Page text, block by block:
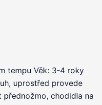
tempu Věk: 3-4 roky
uprostřed provede
přednožmo, chodidla na